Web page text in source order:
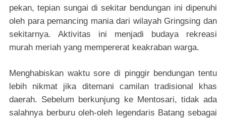
pekan, tepian sungai di sekitar bendungan ini dipenuhi
oleh para pemancing mania dari wilayah Gringsing dan
sekitarnya. Aktivitas ini menjadi budaya rekreasi
murah meriah yang mempererat keakraban warga.
Menghabiskan waktu sore di pinggir bendungan tentu
lebih nikmat jika ditemani camilan tradisional khas
daerah. Sebelum berkunjung ke Mentosari, tidak ada
salahnya berburu oleh-oleh legendaris Batang sebagai